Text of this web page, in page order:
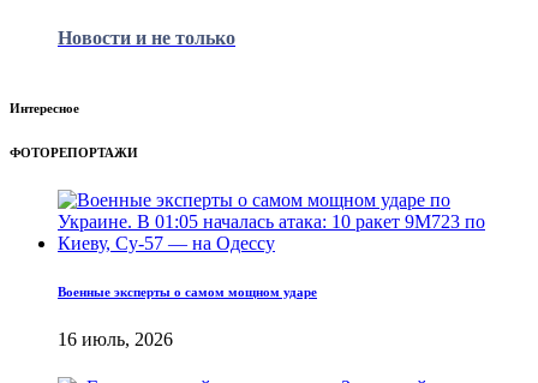
Новости и не только
Интересное
ФОТОРЕПОРТАЖИ
Военные эксперты о самом мощном ударе
16 июль, 2026